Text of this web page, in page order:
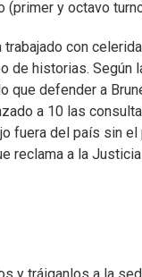
y octavo
trabajado con
historias. Según
que defender a
a 10 las
fuera del país sin
reclama a la